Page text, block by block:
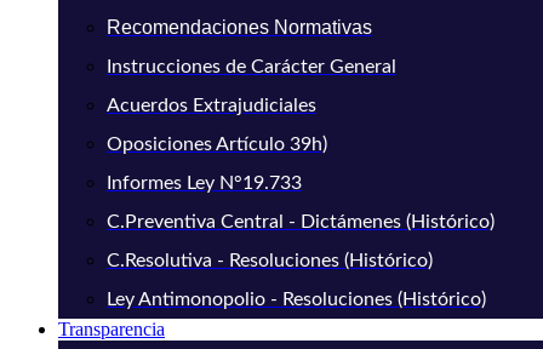
Recomendaciones Normativas
Instrucciones de Carácter General
Acuerdos Extrajudiciales
Oposiciones Artículo 39h)
Informes Ley N°19.733
C.Preventiva Central - Dictámenes (Histórico)
C.Resolutiva - Resoluciones (Histórico)
Ley Antimonopolio - Resoluciones (Histórico)
Transparencia